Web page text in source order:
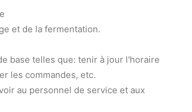
et de la fermentation.
base telles que: tenir à jour l'horaire
les commandes, etc.
au personnel de service et aux